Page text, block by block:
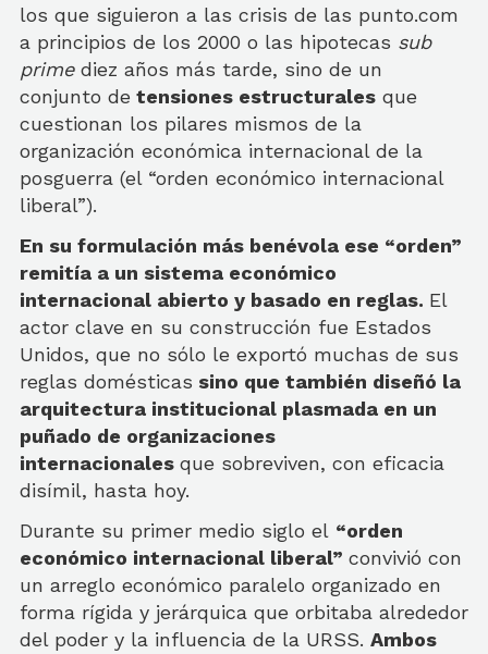
los que siguieron a las crisis de las punto.com
a principios de los 2000 o las hipotecas sub
primediez años más tarde, sino de un
conjunto de tensiones estructurales que
cuestionan los pilares mismos de la
organización económica internacional de la
posguerra (el “orden económico internacional
liberal”).
En su formulación más benévola ese “orden”
remitía a un sistema económico
internacional abierto y basado en reglas. El
actor clave en su construcción fue Estados
Unidos, que no sólo le exportó muchas de sus
reglas domésticas sino que también diseñó la
arquitectura institucional plasmada en un
puñado de organizaciones
internacionales que sobreviven, con eficacia
disímil, hasta hoy.
Durante su primer medio siglo el “orden
económico internacional liberal” convivió con
un arreglo económico paralelo organizado en
forma rígida y jerárquica que orbitaba alrededor
del poder y la influencia de la URSS. Ambos